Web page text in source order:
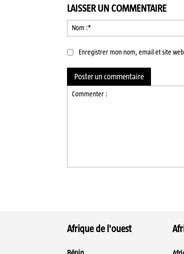
LAISSER UN COMMENTAIRE
Enregistrer mon nom, email et site
Afrique de l'ouest